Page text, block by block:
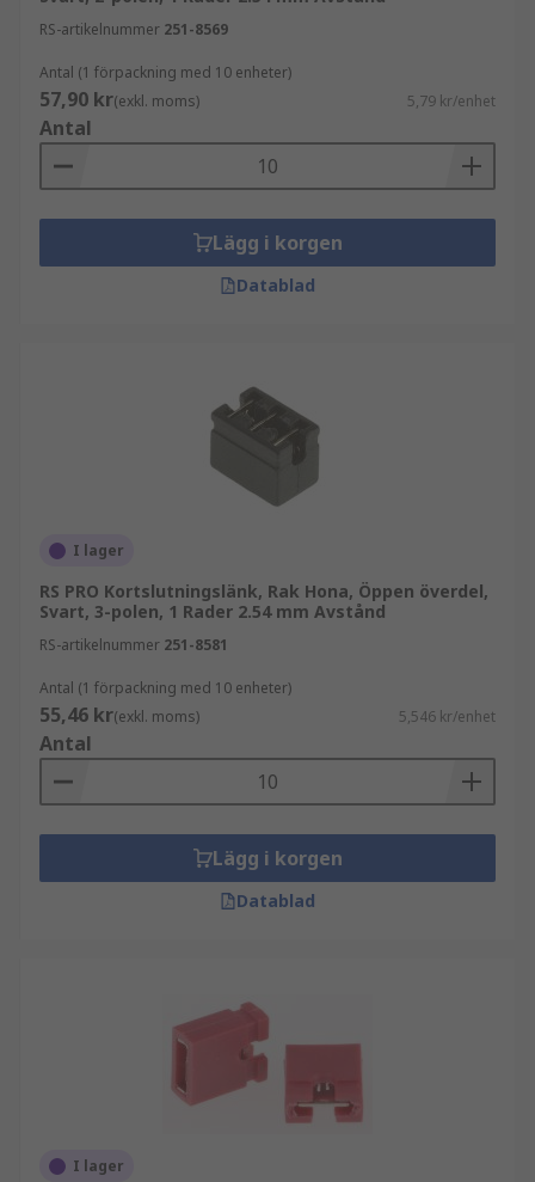
RS-artikelnummer 251-8569
Antal (1 förpackning med 10 enheter)
57,90 kr(exkl. moms) 5,79 kr/enhet
Antal
Lägg i korgen
Datablad
I lager
RS PRO Kortslutningslänk, Rak Hona, Öppen överdel,
Svart, 3-polen, 1 Rader 2.54 mm Avstånd
RS-artikelnummer 251-8581
Antal (1 förpackning med 10 enheter)
55,46 kr(exkl. moms) 5,546 kr/enhet
Antal
Lägg i korgen
Datablad
I lager